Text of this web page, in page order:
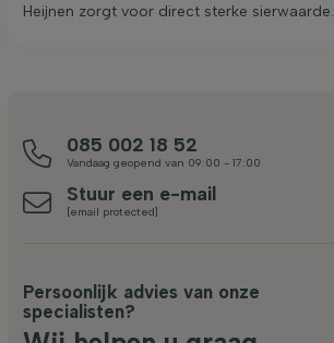
Heijnen zorgt voor direct sterke sierwaarde.
085 002 18 52
Vandaag geopend van 09:00 - 17:00
Stuur een e-mail
[email protected]
Persoonlijk advies van onze
specialisten?